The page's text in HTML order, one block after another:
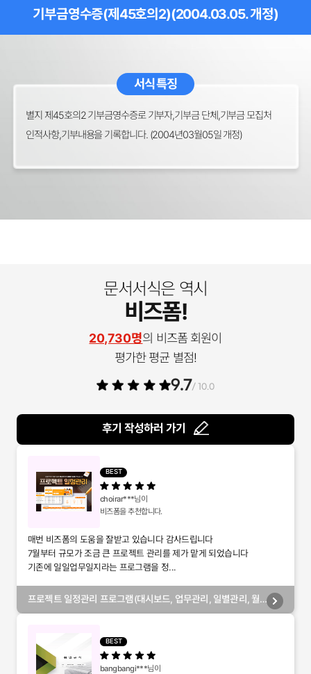
기부금영수증(제45호의2)(2004.03.05. 개정)
서식 특징
별지 제45호의2 기부금영수증로 기부자,기부금 단체,기부금 모집처
인적사항,기부내용을 기록합니다. (2004년03월05일 개정)
문서서식은 역시
비즈폼!
20,730명의 비즈폼 회원이
평가한 평균 별점!
9.7/ 10.0
후기 작성하러 가기
BEST
choirar***님이
비즈폼을 추천합니다.
매번 비즈폼의 도움을 잘받고 있습니다 감사드립니다
7월부터 규모가 조금 큰 프로젝트 관리를 제가 맡게 되었습니다
기존에 일일업무일지라는 프로그램을 정...
프로젝트 일정관리 프로그램(대시보드, 업무관리, 일별관리, 월
BEST
bangbangi***님이